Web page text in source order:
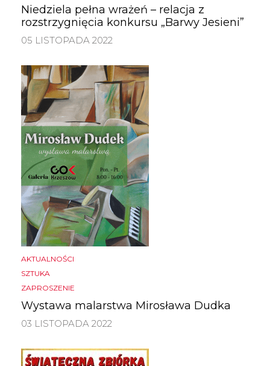
Niedziela pełna wrażeń – relacja z
rozstrzygnięcia konkursu „Barwy Jesieni”
05 LISTOPADA 2022
AKTUALNOŚCI
SZTUKA
ZAPROSZENIE
Wystawa malarstwa Mirosława Dudka
03 LISTOPADA 2022